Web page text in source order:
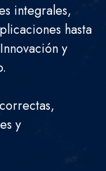
integrales,
hasta
y
y